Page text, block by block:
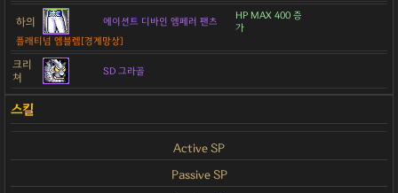
하의 에이션트 디바인 엠페러 팬츠
HP MAX 400 증
가
플래티넘 엠블렘[경계망상]
크리
쳐
SD 그라골
Active SP
Passive SP